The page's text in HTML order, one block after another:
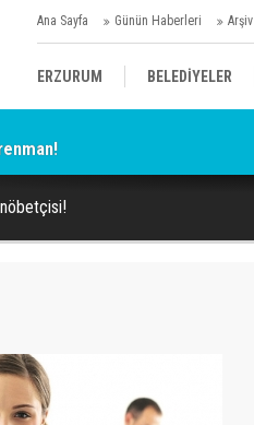
Ana Sayfa Günün Haberleri Arşiv
ERZURUM BELEDİYELER
KÜLTÜR/SANAT//MAĞAZİN